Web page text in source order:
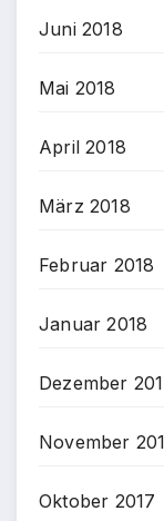
Juni 2018
Mai 2018
April 2018
März 2018
Februar 2018
Januar 2018
Dezember
November
Oktober 2017